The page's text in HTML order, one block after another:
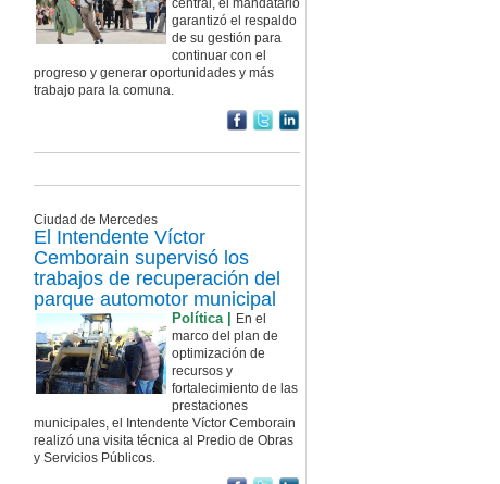
central, el mandatario
garantizó el respaldo
de su gestión para
continuar con el
progreso y generar oportunidades y más
trabajo para la comuna.
Ciudad de Mercedes
El Intendente Víctor
Cemborain supervisó los
trabajos de recuperación del
parque automotor municipal
Política |
En el
marco del plan de
optimización de
recursos y
fortalecimiento de las
prestaciones
municipales, el Intendente Víctor Cemborain
realizó una visita técnica al Predio de Obras
y Servicios Públicos.